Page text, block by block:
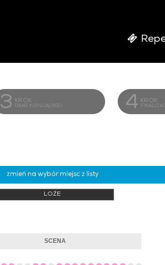
3 KROK
DANE KUPUJĄCEGO 4 KROK
zmień na wybór miejsc z listy
LOŻE